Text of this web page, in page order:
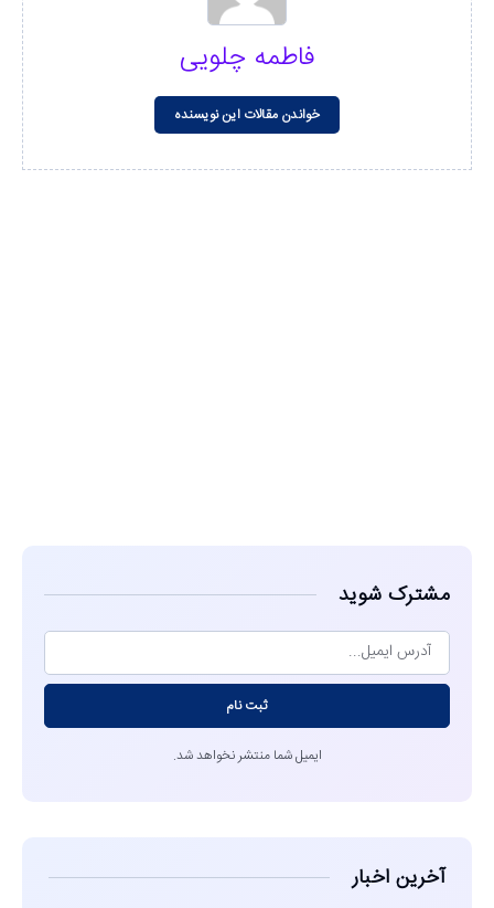
فاطمه چلویی
خواندن مقالات این نویسنده
مشترک شوید
ثبت نام
ایمیل شما منتشر نخواهد شد.
آخرین اخبار